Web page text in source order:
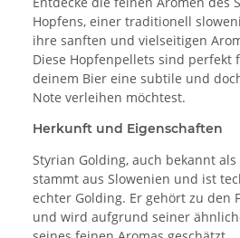
Hopfens, einer traditionell
ihre sanften und vielseitigen
Diese Hopfenpellets sind perfekt
deinem Bier eine subtile und
Note verleihen möchtest.
Herkunft und Eigenschaften
Styrian Golding, auch bekannt
stammt aus Slowenien und ist
echter Golding. Er gehört zu den
und wird aufgrund seiner